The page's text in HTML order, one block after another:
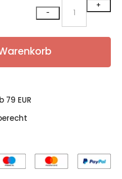
-
Miki
Rosé
+
EUR